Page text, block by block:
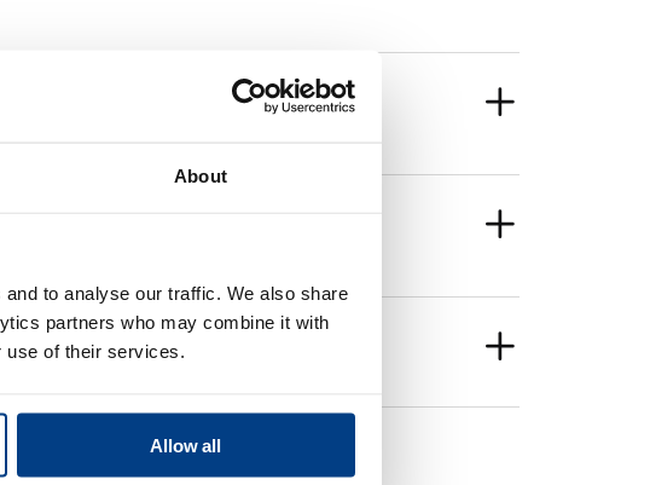
About
to analyse our traffic. We also share
partners who may combine it with
use of their services.
Allow all
るべきではありませんか？
要なのですか？